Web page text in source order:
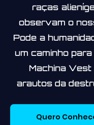
raças
observam o
Pode a
um caminho
Machina
arautos da
Quero